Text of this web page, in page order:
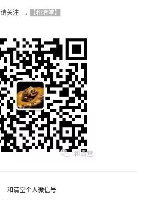
请关注  → 【和清堂】
和清堂个人微信号